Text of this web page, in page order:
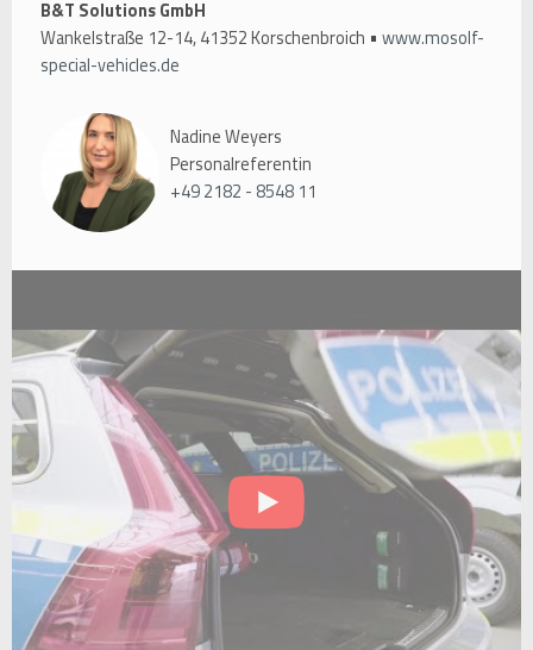
B&T Solutions GmbH
Wankelstraße 12-14, 41352 Korschenbroich • www.mosolf-
special-vehicles.de
Nadine Weyers
Personalreferentin
+49 2182 - 8548 11